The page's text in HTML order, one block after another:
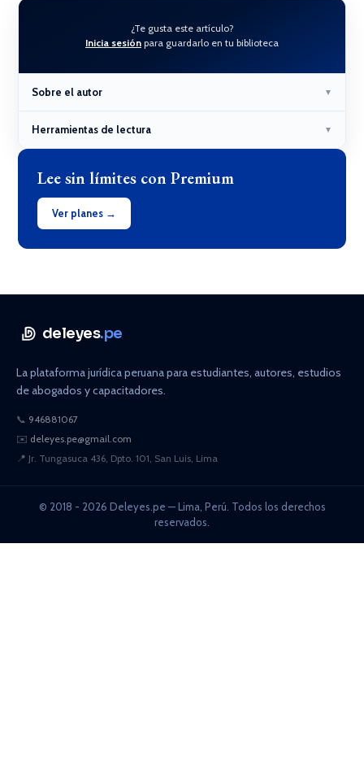
¿Te gusta este artículo?
Inicia sesión para guardarlo en tu biblioteca
Sobre el autor ▼
Herramientas de lectura ▼
Lee sin límites con Premium
Ver planes →
deleyes.pe
La plataforma jurídica peruana para estudiantes, autores, estudios
de abogados y capacitadores.
📞 946881067
✉️ deleyes.pe@gmail.com
📍 Jr. Tungasuca 436, Dpto. 101, San Luis, Lima
© 2018 - 2026 Deleyes.pe — Lima, Perú. Todos los derechos
reservados.